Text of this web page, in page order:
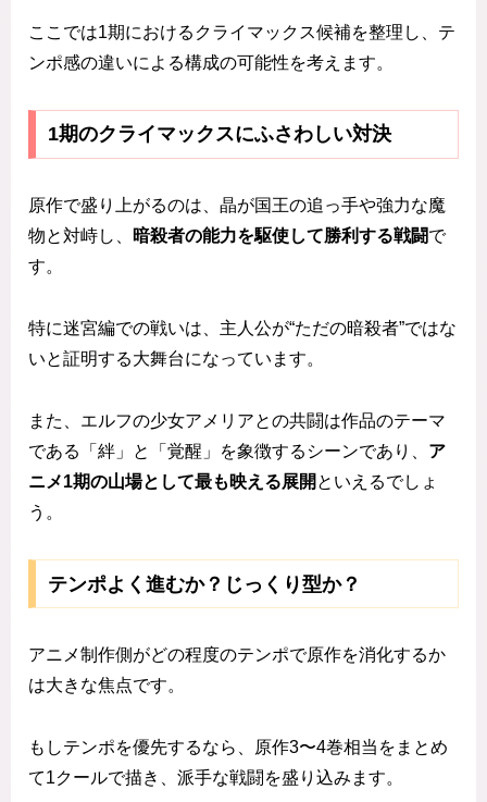
ここでは1期におけるクライマックス候補を整理し、テ
ンポ感の違いによる構成の可能性を考えます。
1期のクライマックスにふさわしい対決
原作で盛り上がるのは、晶が国王の追っ手や強力な魔
物と対峙し、
暗殺者の能力を駆使して勝利する戦闘で
す。
特に迷宮編での戦いは、主人公が“ただの暗殺者”ではな
いと証明する大舞台になっています。
また、エルフの少女アメリアとの共闘は作品のテーマ
である「絆」と「覚醒」を象徴するシーンであり、 ア
ニメ1期の山場として最も映える展開 といえるでしょ
う。
テンポよく進むか？じっくり型か？
アニメ制作側がどの程度のテンポで原作を消化するか
は大きな焦点です。
もしテンポを優先するなら、原作3〜4巻相当をまとめ
て1クールで描き、派手な戦闘を盛り込みます。